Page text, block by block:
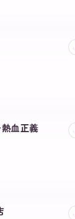
血正義